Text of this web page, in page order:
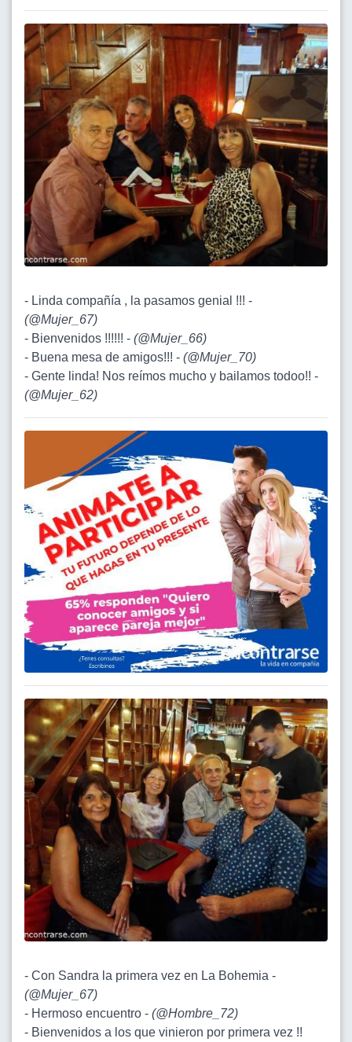
- Linda compañía , la pasamos genial !!! -
(@Mujer_67)
- Bienvenidos !!!!!! - (@Mujer_66)
- Buena mesa de amigos!!! - (@Mujer_70)
- Gente linda! Nos reímos mucho y bailamos todoo!! -
(@Mujer_62)
- Con Sandra la primera vez en La Bohemia -
(@Mujer_67)
- Hermoso encuentro - (@Hombre_72)
- Bienvenidos a los que vinieron por primera vez !!